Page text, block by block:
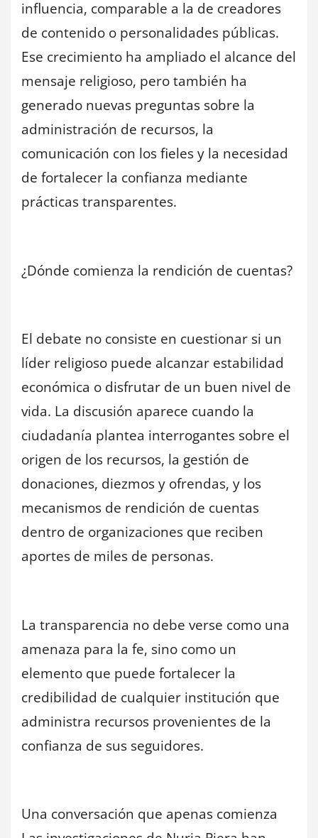
influencia, comparable a la de creadores
de contenido o personalidades públicas.
Ese crecimiento ha ampliado el alcance del
mensaje religioso, pero también ha
generado nuevas preguntas sobre la
administración de recursos, la
comunicación con los fieles y la necesidad
de fortalecer la confianza mediante
prácticas transparentes.
¿Dónde comienza la rendición de cuentas?
El debate no consiste en cuestionar si un
líder religioso puede alcanzar estabilidad
económica o disfrutar de un buen nivel de
vida. La discusión aparece cuando la
ciudadanía plantea interrogantes sobre el
origen de los recursos, la gestión de
donaciones, diezmos y ofrendas, y los
mecanismos de rendición de cuentas
dentro de organizaciones que reciben
aportes de miles de personas.
La transparencia no debe verse como una
amenaza para la fe, sino como un
elemento que puede fortalecer la
credibilidad de cualquier institución que
administra recursos provenientes de la
confianza de sus seguidores.
Una conversación que apenas comienza